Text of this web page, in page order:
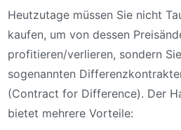
Heutzutage müssen Sie nicht
kaufen, um von dessen
profitieren/verlieren, sondern
sogenannten
(Contract for Difference). Der
bietet mehrere Vorteile: